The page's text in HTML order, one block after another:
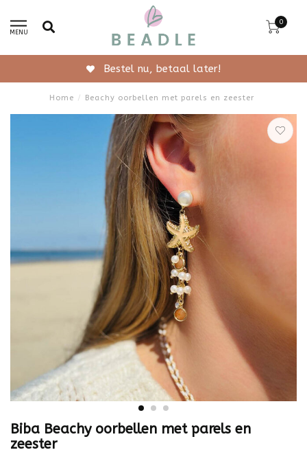
MENU
0
Gratis verzending vanaf 50,-
Home / Beachy oorbellen met parels en zeester
Biba Beachy oorbellen met parels en
zeester